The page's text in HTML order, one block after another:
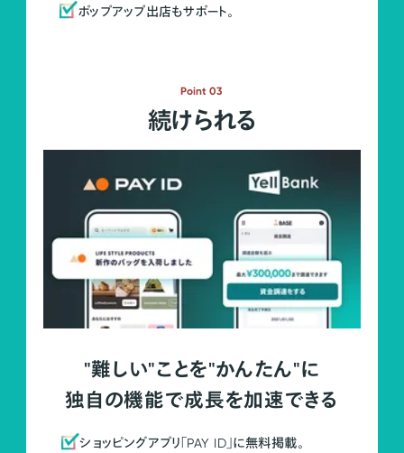
ポップアップ出店もサポート。
Point 03
続けられる
"難しい"ことを"かんたん"に
独自の機能で成長を加速できる
ショッピングアプリ「PAY ID」に無料掲載。